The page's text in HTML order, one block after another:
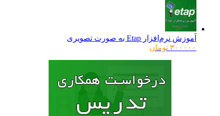
آموزش نرم‌افزار Etap به صورت تصویری
۳۰۰۰۰۰ تومان